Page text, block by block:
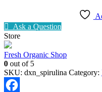
quantity
Ask a Question
Store
Fresh Organic Shop
0 out of 5
SKU: dxn_spirulina Category: